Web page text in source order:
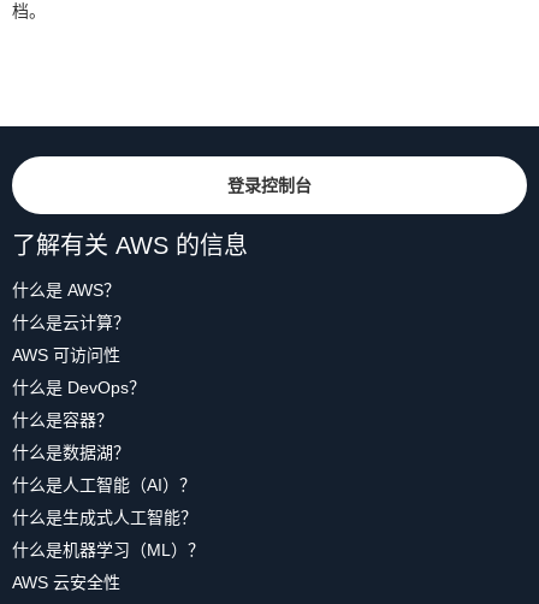
档。
登录控制台
了解有关 AWS 的信息
什么是 AWS？
什么是云计算？
AWS 可访问性
什么是 DevOps？
什么是容器？
什么是数据湖？
什么是人工智能（AI）？
什么是生成式人工智能？
什么是机器学习（ML）？
AWS 云安全性